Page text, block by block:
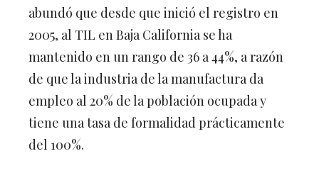
abundó que desde que inició el registro en
2005, al TIL en Baja California se ha
mantenido en un rango de 36 a 44%, a razón
de que la industria de la manufactura da
empleo al 20% de la población ocupada y
tiene una tasa de formalidad prácticamente
del 100%.